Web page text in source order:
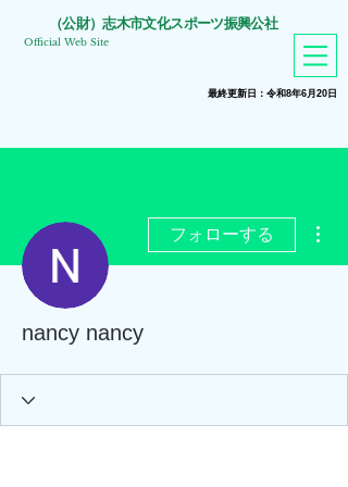
​（公財）志木市文化スポーツ振興公社
Official Web Site
​最終更新日：令和8年6月20 日
フォローする
nancy nancy